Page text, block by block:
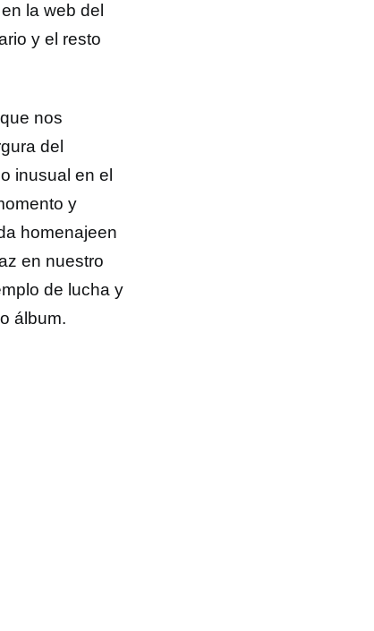
la web del
y el resto
nos
del
inusual en el
y
homenajeen
en nuestro
de lucha y
álbum.